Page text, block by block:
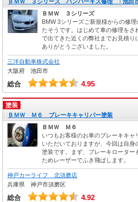
ＢＭＷ ３シリーズ
BMW 3シリーズご新規様からの修
たそうです。はじめて車の修理をさ
で出てきた近くの弊社までお見積り
ありがとうございました。
三洋自動車株式会社
大阪府 池田市
総合 4.95
塗装
ＢＭＷ Ｍ６ ブレーキキャリパー塗装
ＢＭＷ Ｍ６
いつもお客様のお車のブレーキキャ
いただいておりますが、今回は自身
塗装です。まず、ブレーキローター
ためレーザーでふき飛ばします。
神戸カーライフ 北須磨店
兵庫県 神戸市須磨区
総合 4.92